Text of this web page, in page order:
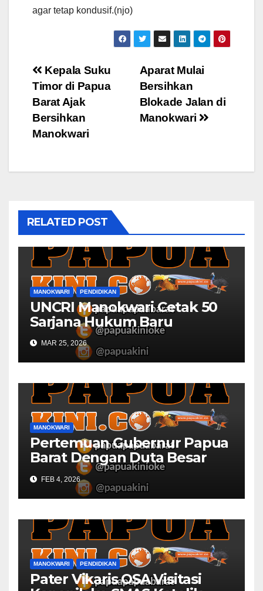
agar tetap kondusif.(njo)
Post
navigation
Aparat Mulai
Bersihkan
Blokade Jalan di
Manokwari
Kepala Suku
Timor di Papua
Barat Ajak
Bersihkan
Manokwari
RELATED POST
MANOKWARI PENDIDIKAN
UNCRI Manokwari Cetak 50
Sarjana Hukum Baru
MAR 25, 2026
MANOKWARI
Pertemuan Gubernur Papua
Barat Dengan Duta Besar
Inggris Berbuah Manis
FEB 4, 2026
MANOKWARI PENDIDIKAN
Pater Vikaris OSA Visitasi